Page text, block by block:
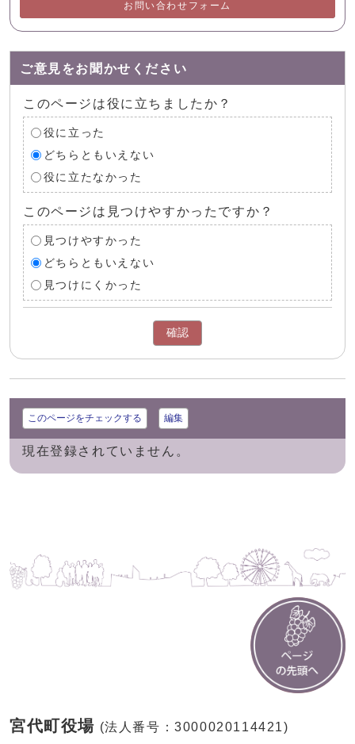
お問い合わせフォーム
ご意見をお聞かせください
このページは役に立ちましたか？
役に立った
どちらともいえない
役に立たなかった
このページは見つけやすかったですか？
見つけやすかった
どちらともいえない
見つけにくかった
確認
このページをチェックする 編集
現在登録されていません。
宮代町役場 (法人番号：3000020114421)